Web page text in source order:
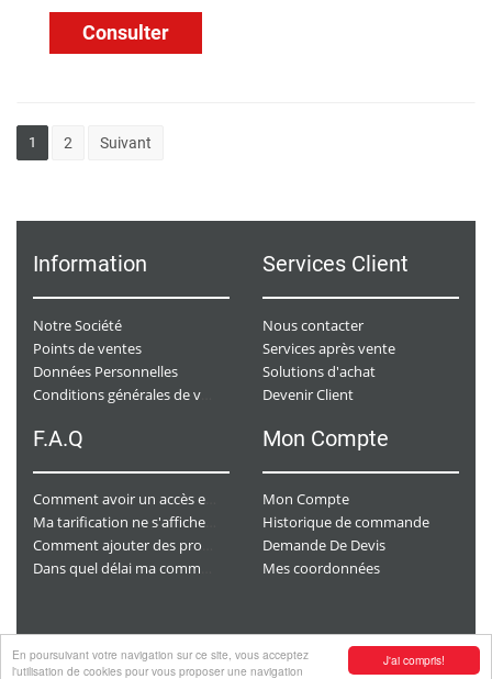
J'ai compris!
En poursuivant votre navigation sur ce site, vous acceptez
l'utilisation de cookies pour vous proposer une navigation
Consulter
1 2 Suivant
Information
Notre Société
Points de ventes
Données Personnelles
Services Client
Nous contacter
Services après vente
Solutions d'achat
Devenir Client
F.A.Q Mon Compte
Mon Compte
Historique de commande
Demande De Devis
Mes coordonnées
Copyright© 2026 CHAURACI bySoft13.